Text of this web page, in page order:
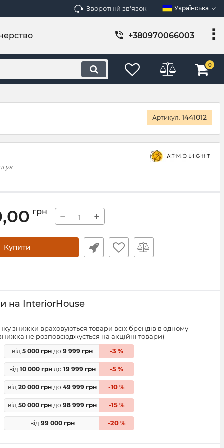
Зворотній зв'язок Українська
+380970066003
0
Артикул: 1441012
грн − +
Купити
на InteriorHouse
знижки враховуються товари всіх брендів в одному
не розповсюджується на акційні товари)
від 5 000 грн до 9 999 грн -3 %
від 10 000 грндо 19 999 грн -5 %
від 20 000 грн до 49 999 грн -10 %
від 50 000 грн до 98 999 грн -15%
від 99 000 грн -20%